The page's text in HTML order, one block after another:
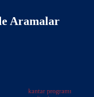
Aramalar